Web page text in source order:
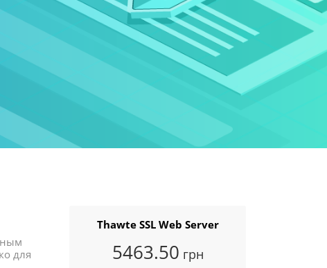
для
Thawte SSL Web Server
5463.50 грн